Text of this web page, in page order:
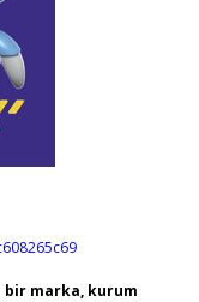
marka, kurum